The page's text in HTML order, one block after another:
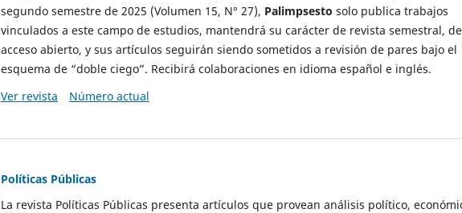
segundo semestre de 2025 (Volumen 15, N° 27), Palimpsesto solo publica trabajos
vinculados a este campo de estudios, mantendrá su carácter de revista semestral, de
acceso abierto, y sus artículos seguirán siendo sometidos a revisión de pares bajo el
esquema de “doble ciego”. Recibirá colaboraciones en idioma español e inglés.
Ver revista
Número actual
Políticas Públicas
La revista Políticas Públicas presenta artículos que provean análisis político,